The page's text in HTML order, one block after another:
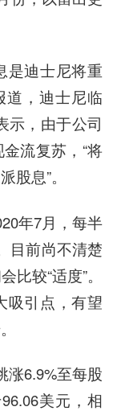
是迪士尼将重
道，迪士尼临
示，由于公司
流复苏，“将
股息”。
年7月，每半
目前尚不清楚
较“适度”。
吸引点，有望
涨6.9%至每股
美元，相